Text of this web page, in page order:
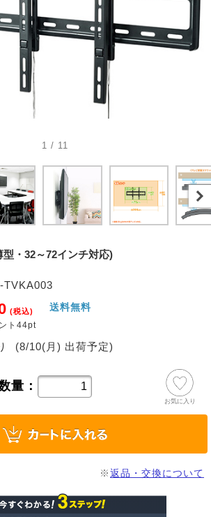
1 / 11
・32～72インチ対応)
TVKA003
(税込)
ト44pt
送料無料
(8/10(月) 出荷予定)
量：
お気に入り
※返品・交換について